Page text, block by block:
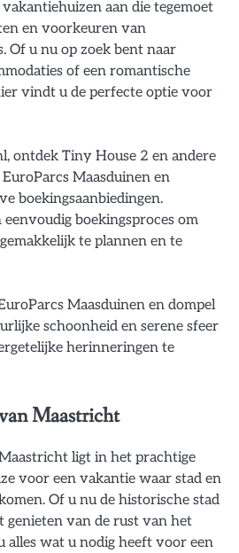
aan die tegemoet
en voorkeuren van
Of u nu op zoek bent naar
of een romantische
vindt u de perfecte optie voor
ontdek Tiny House 2 en andere
Maasduinen en
boekingsaanbiedingen.
boekingsproces om
te plannen en te
Maasduinen en dompel
schoonheid en serene sfeer
herinneringen te
Maastricht
ligt in het prachtige
voor een vakantie waar stad en
Of u nu de historische stad
van de rust van het
alles wat u nodig heeft voor een